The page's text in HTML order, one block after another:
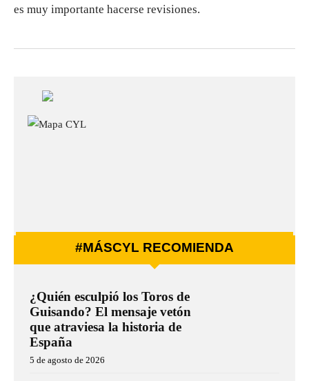
es muy importante hacerse revisiones.
#MÁSCYL RECOMIENDA
¿Quién esculpió los Toros de
Guisando? El mensaje vetón
que atraviesa la historia de
España
5 de agosto de 2026